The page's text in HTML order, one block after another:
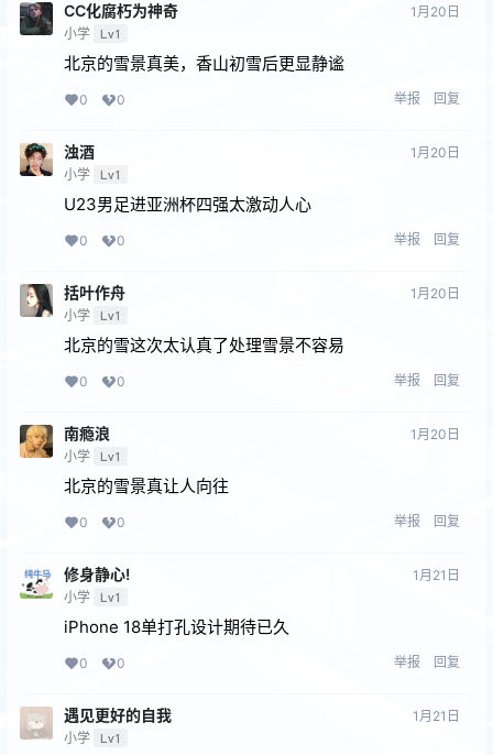
CC化腐朽为神奇
小学 Lv1
1月20日
北京的雪景真美，香山初雪后更显静谧
0 0 举报 回复
浊酒
小学 Lv1
1月20日
U23男足进亚洲杯四强太激动人心
0 0 举报 回复
括叶作舟
小学 Lv1
1月20日
北京的雪这次太认真了处理雪景不容易
0 0 举报 回复
南瘾浪
小学 Lv1
1月20日
北京的雪景真让人向往
0 0 举报 回复
修身静心!
小学 Lv1
1月21日
iPhone 18单打孔设计期待已久
0 0 举报 回复
遇见更好的⾃我
小学 Lv1
1月21日